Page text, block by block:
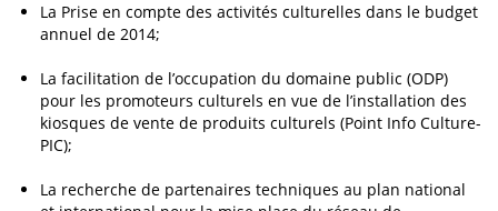
La Prise en compte des activités culturelles dans le budget
annuel de 2014;
La facilitation de l’occupation du domaine public (ODP)
pour les promoteurs culturels en vue de l’installation des
kiosques de vente de produits culturels (Point Info Culture-
PIC);
La recherche de partenaires techniques au plan national